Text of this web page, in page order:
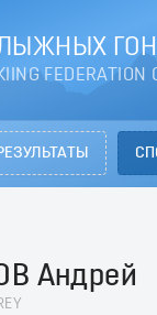
FEDERATION
Андрей